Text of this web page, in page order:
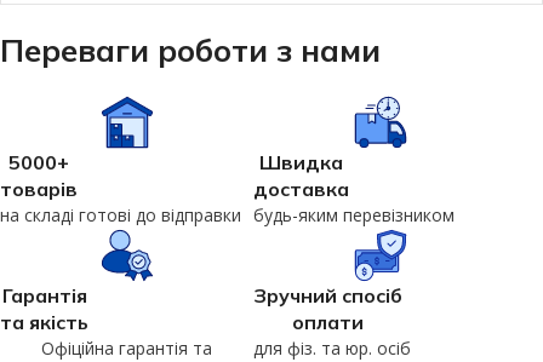
Переваги роботи з нами
5000+
товарів
на складі готові до відправки
Швидка
доставка
будь-яким перевізником
Гарантія
та якість
Офіційна гарантія та
Зручний спосіб
оплати
для фіз. та юр. осіб